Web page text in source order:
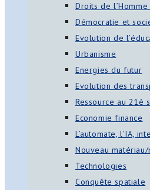
Droits de
Démocratie et
Evolution de
Urbanisme
Energies du futur
Evolution des
Ressource au 21è
Economie finance
L’automate, l’IA,
Nouveau
Technologies
Conquête spatiale